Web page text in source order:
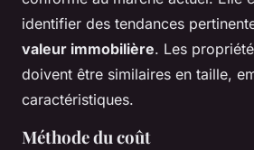
identifier des tendances
valeur immobilière. Les
doivent être similaires en taille,
caractéristiques.
Méthode du coût